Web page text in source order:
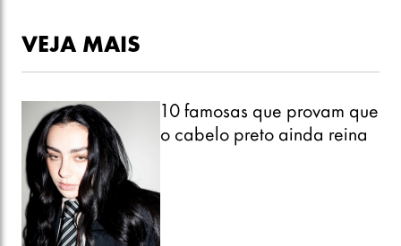
VEJA MAIS
10 famosas que provam que
o cabelo preto ainda reina